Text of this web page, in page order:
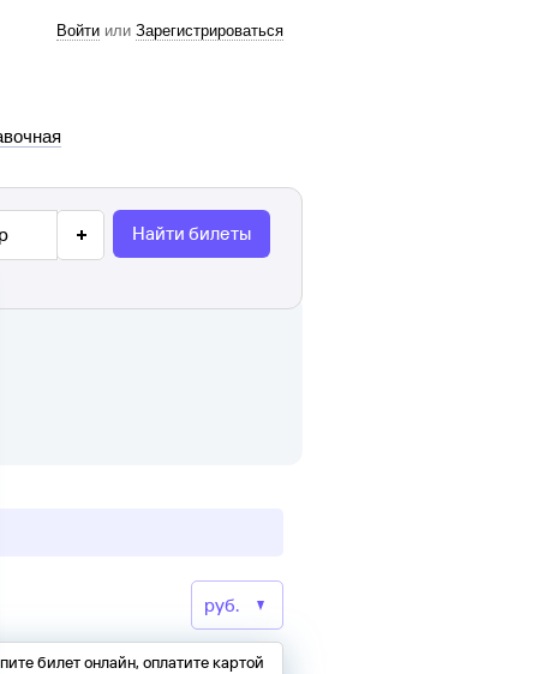
Войти или Зарегистрироваться
Найти билеты
билет онлайн, оплатите картой